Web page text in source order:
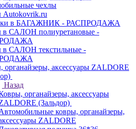
чехлы
Autokovrik.ru
в БАГАЖНИК - РАСПРОДАЖА
в САЛОН полиуретановые -
в САЛОН текстильные -
органайзеры, аксессуары ZALDORE
Назад
органайзеры, аксессуары
(Зальдор)
ковры, органайзеры,
ZALDORE